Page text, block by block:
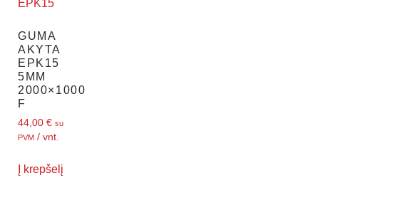
GUMA
AKYTA
EPK15
5MM
2000×1000
F
44,00 € su
PVM / vnt.
Į krepšelį